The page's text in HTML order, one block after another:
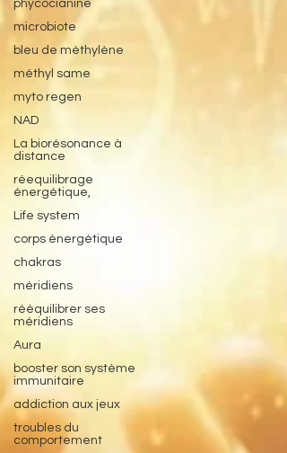
phycocianine
microbiote
bleu de méthylène
méthyl same
myto regen
NAD
La biorésonance à
distance
réequilibrage
énergétique,
Life system
corps énergétique
chakras
méridiens
rééquilibrer ses
méridiens
Aura
booster son système
immunitaire
addiction aux jeux
troubles du
comportement